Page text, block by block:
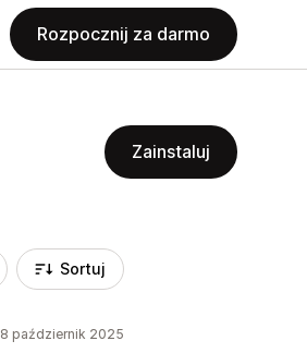
Rozpocznij za darmo
Zainstaluj
Sortuj
8 październik 2025